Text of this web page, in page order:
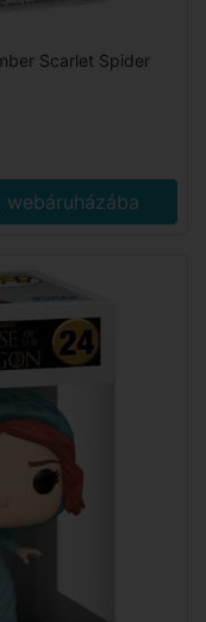
Scarlet Spider